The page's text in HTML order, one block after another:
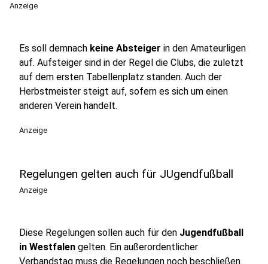
Anzeige
Es soll demnach keine Absteiger in den Amateurligen
auf. Aufsteiger sind in der Regel die Clubs, die zuletzt
auf dem ersten Tabellenplatz standen. Auch der
Herbstmeister steigt auf, sofern es sich um einen
anderen Verein handelt.
Anzeige
Regelungen gelten auch für JUgendfußball
Anzeige
Diese Regelungen sollen auch für den Jugendfußball
in Westfalen gelten. Ein außerordentlicher
Verbandstag muss die Regelungen noch beschließen.